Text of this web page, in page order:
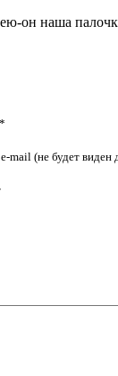
он наша
mail (не будет виден